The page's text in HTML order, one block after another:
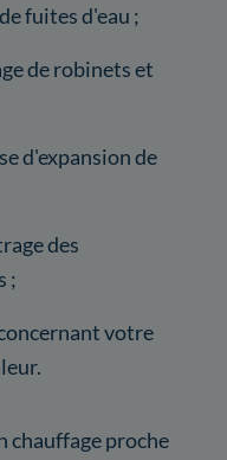
fuites d'eau ;
de robinets et
d'expansion de
des
;
votre
chauffage proche